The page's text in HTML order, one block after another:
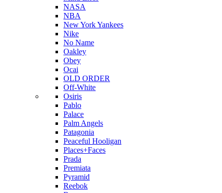
NASA
NBA
New York Yankees
Nike
No Name
Oakley
Obey
Ocai
OLD ORDER
Off-White
Osiris
Pablo
Palace
Palm Angels
Patagonia
Peaceful Hooligan
Places+Faces
Prada
Premiata
Pyramid
Reebok